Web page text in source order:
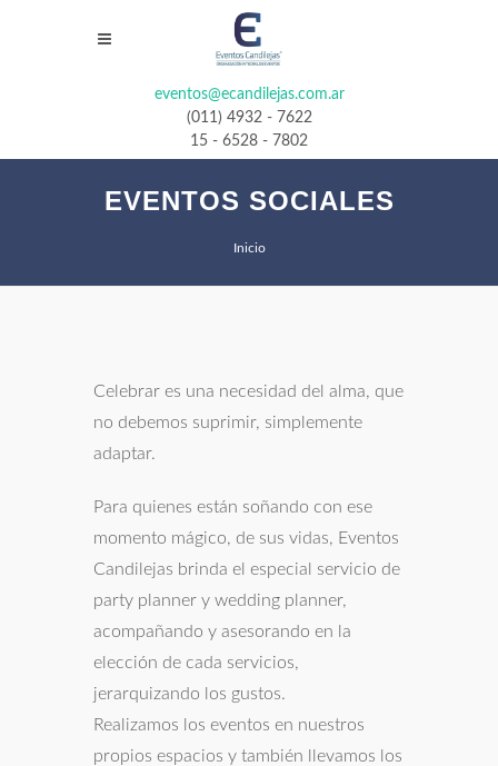
eventos@ecandilejas.com.ar
(011) 4932 - 7622
15 - 6528 - 7802
EVENTOS SOCIALES
Inicio
Celebrar es una necesidad del alma, que
no debemos suprimir, simplemente
adaptar.
Para quienes están soñando con ese
momento mágico, de sus vidas, Eventos
Candilejas brinda el especial servicio de
party planner y wedding planner,
acompañando y asesorando en la
elección de cada servicios,
jerarquizando los gustos.
Realizamos los eventos en nuestros
propios espacios y también llevamos los